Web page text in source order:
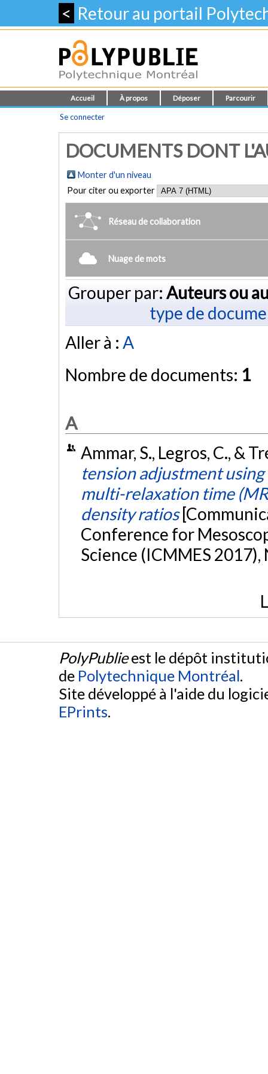
< Retour au portail
Accueil À propos Déposer Parcourir
Se connecter
DOCUMENTS DONT
Monter d'un niveau
Pour citer ou exporter
Réseau de collaboration
Nuage de mots
Grouper par: Auteurs ou
type de
Aller à : A
Nombre de documents: 1
A
Ammar, S., Legros, C., &
tension adjustment
multi-relaxation time
density ratios
Conference for
Science (ICMMES 2017),
PolyPublieest le dépôt
de Polytechnique Montréal.
Site développé à l'aide du
EPrints.